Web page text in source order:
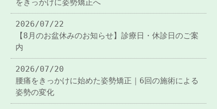
をきっかけに姿勢矯正へ
2026/07/22
【8月のお盆休みのお知らせ】診療日・休診日のご案
内
2026/07/20
腰痛をきっかけに始めた姿勢矯正｜6回の施術による
姿勢の変化